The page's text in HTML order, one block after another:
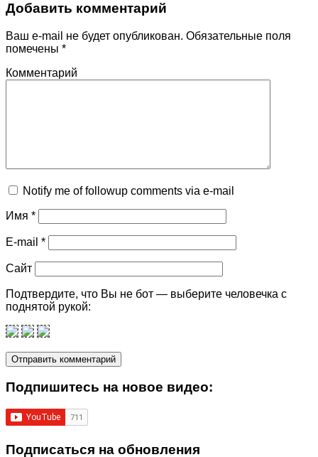
Добавить комментарий
Ваш e-mail не будет опубликован. Обязательные поля
помечены *
Комментарий
Notify me of followup comments via e-mail
Имя *
E-mail *
Сайт
Подтвердите, что Вы не бот — выберите человечка с
поднятой рукой:
Подпишитеcь на новое видео:
Подписаться на обновления